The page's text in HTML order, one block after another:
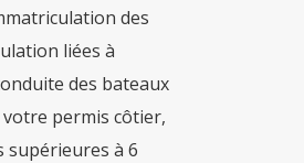
des
liées à
des bateaux
votre permis côtier,
supérieures à 6